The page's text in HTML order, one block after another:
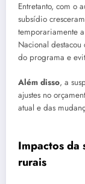
Entretanto, com o
subsídio
temporariamente
Nacional
do programa e
Além disso, a
ajustes no
atual e das
Impactos da
rurais